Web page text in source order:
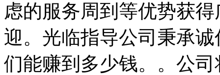
虑的服务周到等优势获
迎。光临指导公司秉承
们能赚到多少钱。。公